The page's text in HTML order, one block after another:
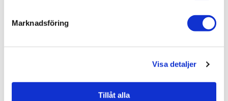
Marknadsföring
Visa detaljer
Tillåt alla
Drift 30x60 cm